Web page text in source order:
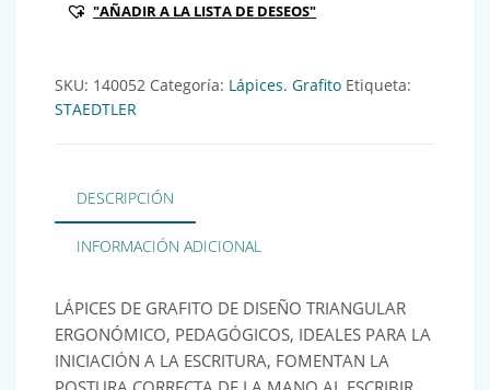
"AÑADIR A LA LISTA DE DESEOS"
SKU: 140052 Categoría: Lápices. Grafito Etiqueta:
STAEDTLER
DESCRIPCIÓN
INFORMACIÓN ADICIONAL
LÁPICES DE GRAFITO DE DISEÑO TRIANGULAR
ERGONÓMICO, PEDAGÓGICOS, IDEALES PARA LA
INICIACIÓN A LA ESCRITURA, FOMENTAN LA